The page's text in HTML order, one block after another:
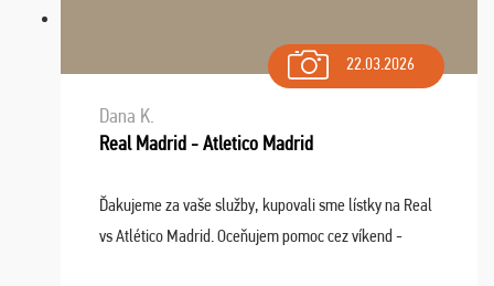
22.03.2026
Dana K.
Real Madrid - Atletico Madrid
Ďakujeme za vaše služby, kupovali sme lístky na Real
vs Atlético Madrid. Oceňujem pomoc cez víkend -